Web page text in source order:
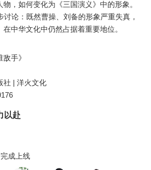
，如何变化为《三国演义》中的形象。
讨论：既然曹操、刘备的形象严重失真，
手》
社 | 洋火文化
以赴